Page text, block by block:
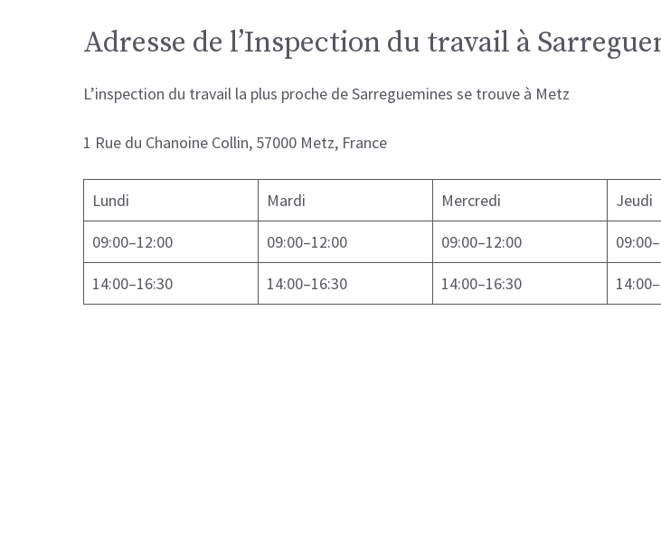
Adresse de l’Inspection du travail à
L’inspection du travail la plus proche de Sarreguemines se trouve à Metz
1 Rue du Chanoine Collin, 57000 Metz, France
Lundi Mardi Mercredi Jeudi
09:00–12:00
09:00–12:00 09:00–12:00
14:00–16:30
14:00–16:30 14:00–16:30